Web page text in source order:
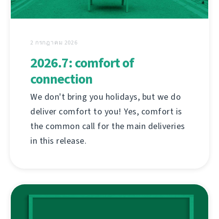
2 กรกฎาคม 2026
2026.7: comfort of
connection
We don't bring you holidays, but we do
deliver comfort to you! Yes, comfort is
the common call for the main deliveries
in this release.